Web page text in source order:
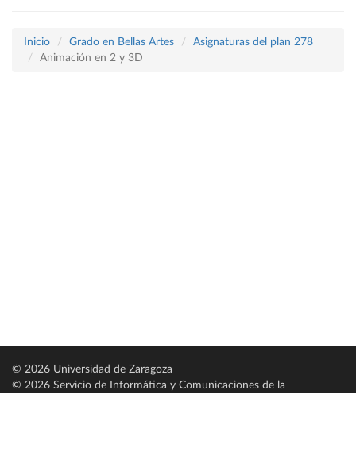
Inicio Grado en Bellas Artes
Asignaturas del plan 278
Animación en 2 y 3D
© 2026 Universidad de Zaragoza
© 2026 Servicio de Informática y Comunicaciones de la